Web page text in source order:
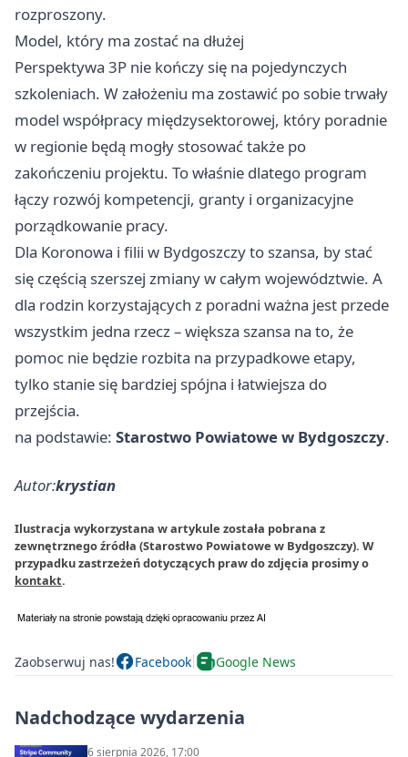
rozproszony.
Model, który ma zostać na dłużej
Perspektywa 3P nie kończy się na pojedynczych
szkoleniach. W założeniu ma zostawić po sobie trwały
model współpracy międzysektorowej, który poradnie
w regionie będą mogły stosować także po
zakończeniu projektu. To właśnie dlatego program
łączy rozwój kompetencji, granty i organizacyjne
porządkowanie pracy.
Dla Koronowa i filii w Bydgoszczy to szansa, by stać
się częścią szerszej zmiany w całym województwie. A
dla rodzin korzystających z poradni ważna jest przede
wszystkim jedna rzecz – większa szansa na to, że
pomoc nie będzie rozbita na przypadkowe etapy,
tylko stanie się bardziej spójna i łatwiejsza do
przejścia.
na podstawie: Starostwo Powiatowe w Bydgoszczy.
Autor:krystian
Ilustracja wykorzystana w artykule została pobrana z
zewnętrznego źródła (Starostwo Powiatowe w Bydgoszczy). W
przypadku zastrzeżeń dotyczących praw do zdjęcia prosimy o
kontakt.
Zaobserwuj nas! Facebook Google News
Nadchodzące wydarzenia
6 sierpnia 2026, 17:00